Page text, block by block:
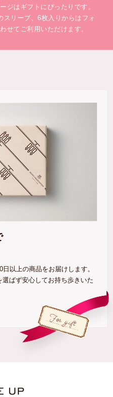
ジはギフトにぴったりです。
スリーブ、6枚入りからはフォ
せてご利用いただけます。
以上の商品をお届けします。
ばず安心してお持ち歩きいた